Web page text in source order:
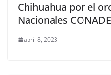
Chihuahua por el
Nacionales CONADE
abril 8, 2023